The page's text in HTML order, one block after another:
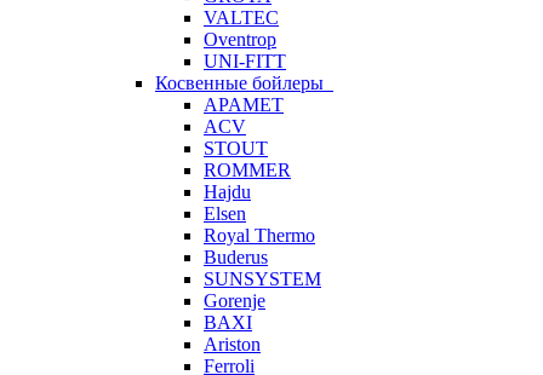
VALTEC
Oventrop
UNI-FITT
Косвенные бойлеры
APAMET
ACV
STOUT
ROMMER
Hajdu
Elsen
Royal Thermo
Buderus
SUNSYSTEM
Gorenje
BAXI
Ariston
Ferroli